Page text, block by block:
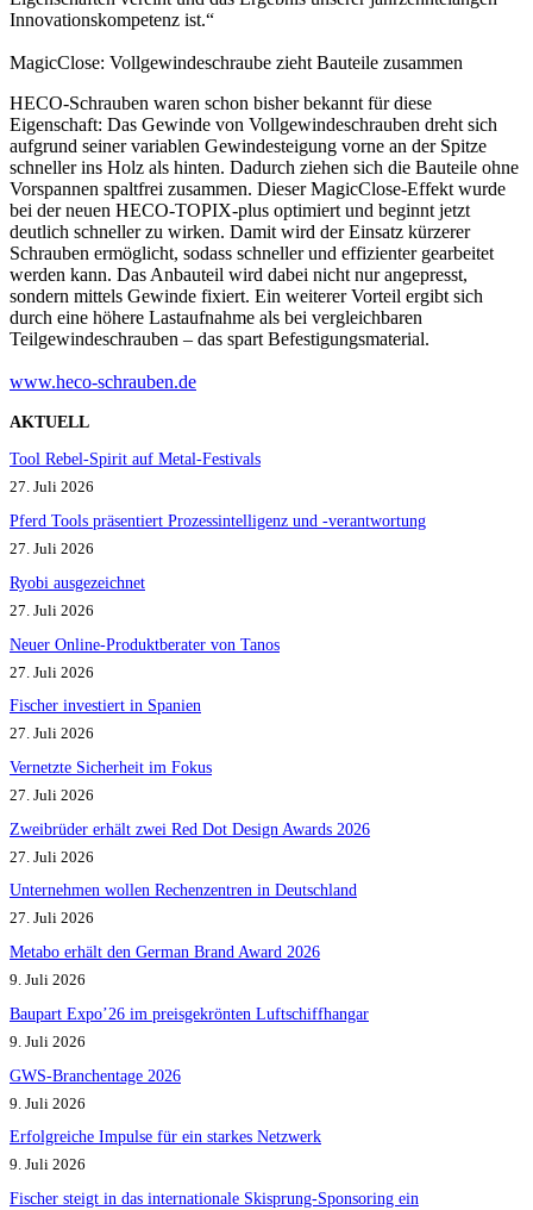
Innovationskompetenz ist.“
MagicClose: Vollgewindeschraube zieht Bauteile zusammen
HECO-Schrauben waren schon bisher bekannt für diese
Eigenschaft: Das Gewinde von Vollgewindeschrauben dreht sich
aufgrund seiner variablen Gewindesteigung vorne an der Spitze
schneller ins Holz als hinten. Dadurch ziehen sich die Bauteile ohne
Vorspannen spaltfrei zusammen. Dieser MagicClose-Effekt wurde
bei der neuen HECO-TOPIX-plus optimiert und beginnt jetzt
deutlich schneller zu wirken. Damit wird der Einsatz kürzerer
Schrauben ermöglicht, sodass schneller und effizienter gearbeitet
werden kann. Das Anbauteil wird dabei nicht nur angepresst,
sondern mittels Gewinde fixiert. Ein weiterer Vorteil ergibt sich
durch eine höhere Lastaufnahme als bei vergleichbaren
Teilgewindeschrauben – das spart Befestigungsmaterial.
www.heco-schrauben.de
AKTUELL
Tool Rebel-Spirit auf Metal-Festivals
27. Juli 2026
Pferd Tools präsentiert Prozessintelligenz und -verantwortung
27. Juli 2026
Ryobi ausgezeichnet
27. Juli 2026
Neuer Online-Produktberater von Tanos
27. Juli 2026
Fischer investiert in Spanien
27. Juli 2026
Vernetzte Sicherheit im Fokus
27. Juli 2026
Zweibrüder erhält zwei Red Dot Design Awards 2026
27. Juli 2026
Unternehmen wollen Rechenzentren in Deutschland
27. Juli 2026
Metabo erhält den German Brand Award 2026
9. Juli 2026
Baupart Expo’26 im preisgekrönten Luftschiffhangar
9. Juli 2026
GWS-Branchentage 2026
9. Juli 2026
Erfolgreiche Impulse für ein starkes Netzwerk
9. Juli 2026
Fischer steigt in das internationale Skisprung-Sponsoring ein